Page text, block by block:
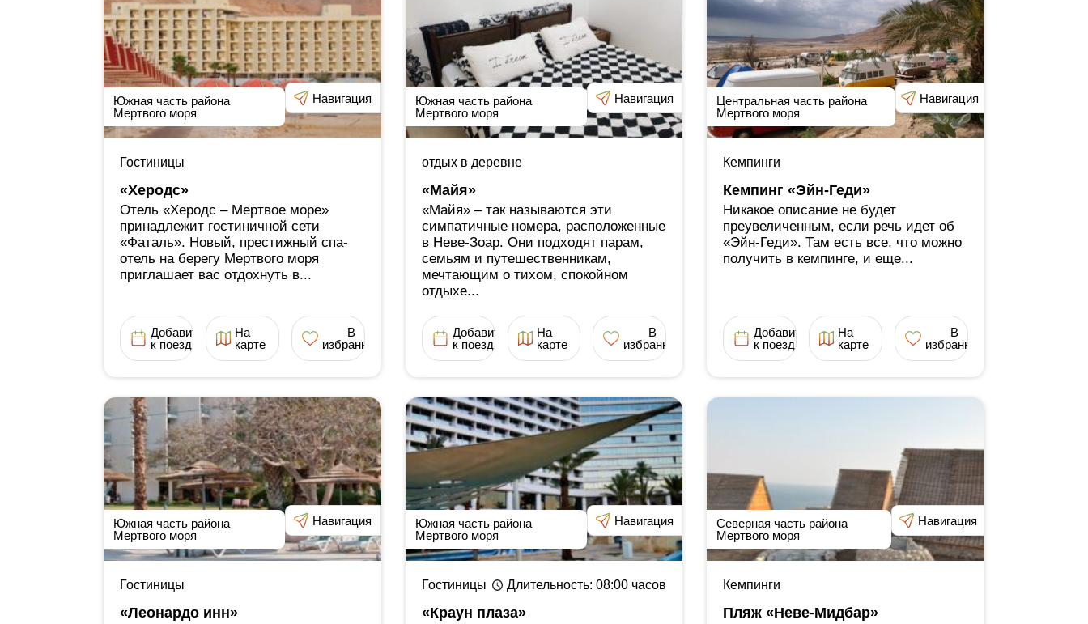
Южная часть района
Мертвого моря
Навигация
Гостиницы
«Херодс»
Отель «Херодс ‒ Мертвое море»
принадлежит гостиничной сети
«Фаталь». Новый, престижный спа-
отель на берегу Мертвого моря
приглашает вас отдохнуть в...
Добавить
к поездке
На
карте
В
избранное
Южная часть района
Мертвого моря
Навигация
отдых в деревне
«Майя»
«Майя» ‒ так называются эти
симпатичные номера, расположенные
в Неве-Зоар. Они подходят парам,
семьям и путешественникам,
мечтающим о тихом, спокойном
отдыхе...
Добавить
к поездке
На
карте
В
избранное
Центральная часть района
Мертвого моря
Навигация
Кемпинги
Кемпинг «Эйн-Геди»
Никакое описание не будет
преувеличенным, если речь идет об
«Эйн-Геди». Там есть все, что можно
получить в кемпинге, и еще...
Добавить
к поездке
На
карте
В
избранное
Южная часть района
Мертвого моря
Навигация
Гостиницы
«Леонардо инн»
Южная часть района
Мертвого моря
Навигация
Гостиницы Длительность: 08:00 часов
«Краун плаза»
Северная часть района
Мертвого моря
Навигация
Кемпинги
Пляж «Неве-Мидбар»